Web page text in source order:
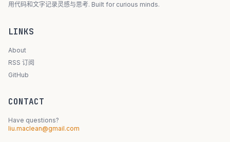
用代码和文字记录灵感与思考. Built for curious minds.
LINKS
About
RSS 订阅
GitHub
CONTACT
Have questions?
liu.maclean@gmail.com